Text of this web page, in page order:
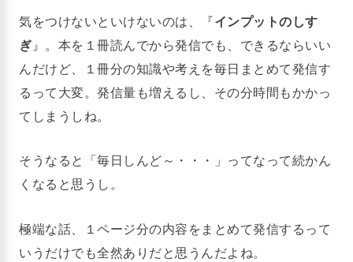
気をつけないといけないのは、『インプットのしす
ぎ 』。本を１冊読んでから発信でも、できるならいい
んだけど、１冊分の知識や考えを毎日まとめて発信す
るって大変。発信量も増えるし、その分時間もかかっ
てしまうしね。
そうなると「毎日しんど～・・・」ってなって続かん
くなると思うし。
極端な話、１ページ分の内容をまとめて発信するって
いうだけでも全然ありだと思うんだよね。